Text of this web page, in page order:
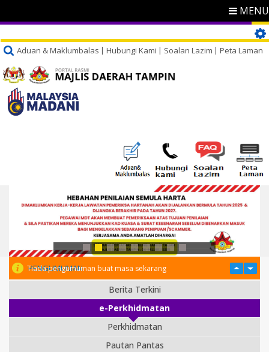
MENU
Aduan & Maklumbalas Hubungi Kami Soalan Lazim Peta Laman
PENGUMUMAN
Tiada pengumuman buat masa sekarang
Berita Terkini
e-Perkhidmatan
Perkhidmatan
Pautan Pantas